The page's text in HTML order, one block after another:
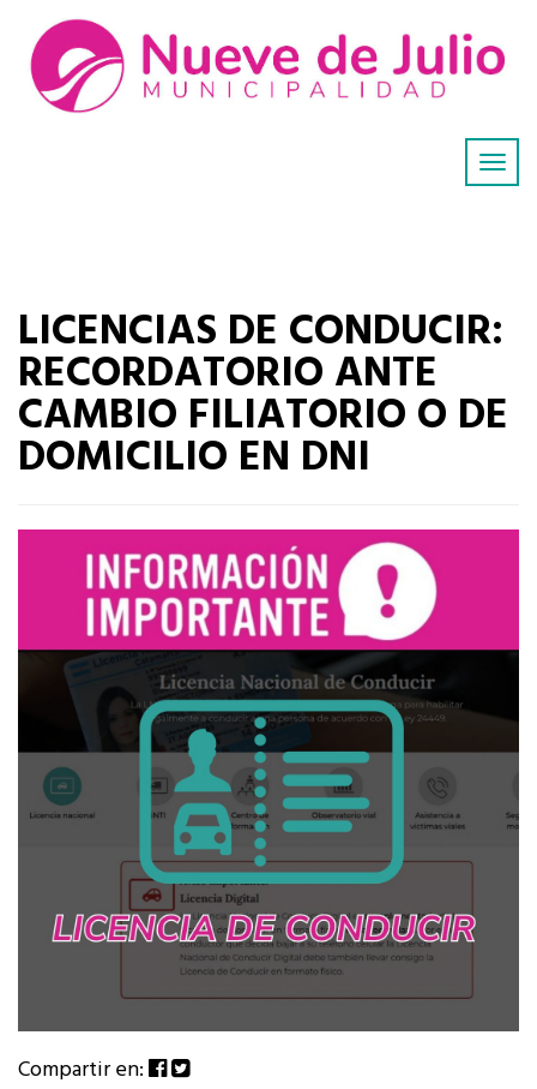
LICENCIAS DE CONDUCIR:
RECORDATORIO ANTE
CAMBIO FILIATORIO O DE
DOMICILIO EN DNI
Compartir en: